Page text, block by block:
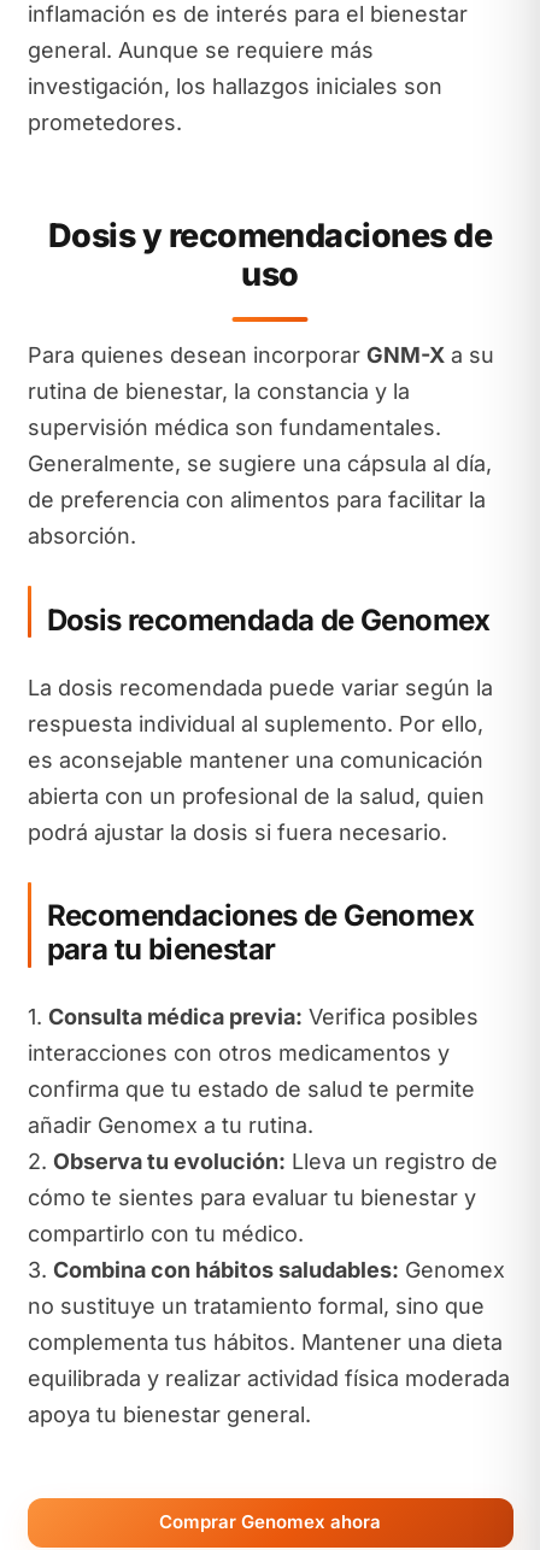
inflamación es de interés para el bienestar
general. Aunque se requiere más
investigación, los hallazgos iniciales son
prometedores.
Dosis y recomendaciones de
uso
Para quienes desean incorporar GNM-X a su
rutina de bienestar, la constancia y la
supervisión médica son fundamentales.
Generalmente, se sugiere una cápsula al día,
de preferencia con alimentos para facilitar la
absorción.
Dosis recomendada de Genomex
La dosis recomendada puede variar según la
respuesta individual al suplemento. Por ello,
es aconsejable mantener una comunicación
abierta con un profesional de la salud, quien
podrá ajustar la dosis si fuera necesario.
Recomendaciones de Genomex
para tu bienestar
1. Consulta médica previa: Verifica posibles
interacciones con otros medicamentos y
confirma que tu estado de salud te permite
añadir Genomex a tu rutina.
2. Observa tu evolución: Lleva un registro de
cómo te sientes para evaluar tu bienestar y
compartirlo con tu médico.
3. Combina con hábitos saludables: Genomex
no sustituye un tratamiento formal, sino que
complementa tus hábitos. Mantener una dieta
equilibrada y realizar actividad física moderada
apoya tu bienestar general.
Comprar Genomex ahora